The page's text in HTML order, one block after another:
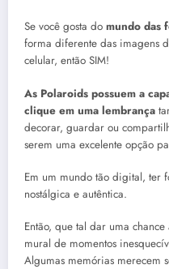
Se você gosta do mundo das
forma diferente das imagens
celular, então SIM!
As Polaroids possuem a
clique em uma lembrança
decorar, guardar ou
serem uma excelente opção
Em um mundo tão digital, ter
nostálgica e autêntica.
Então, que tal dar uma
mural de momentos
Algumas memórias merecem